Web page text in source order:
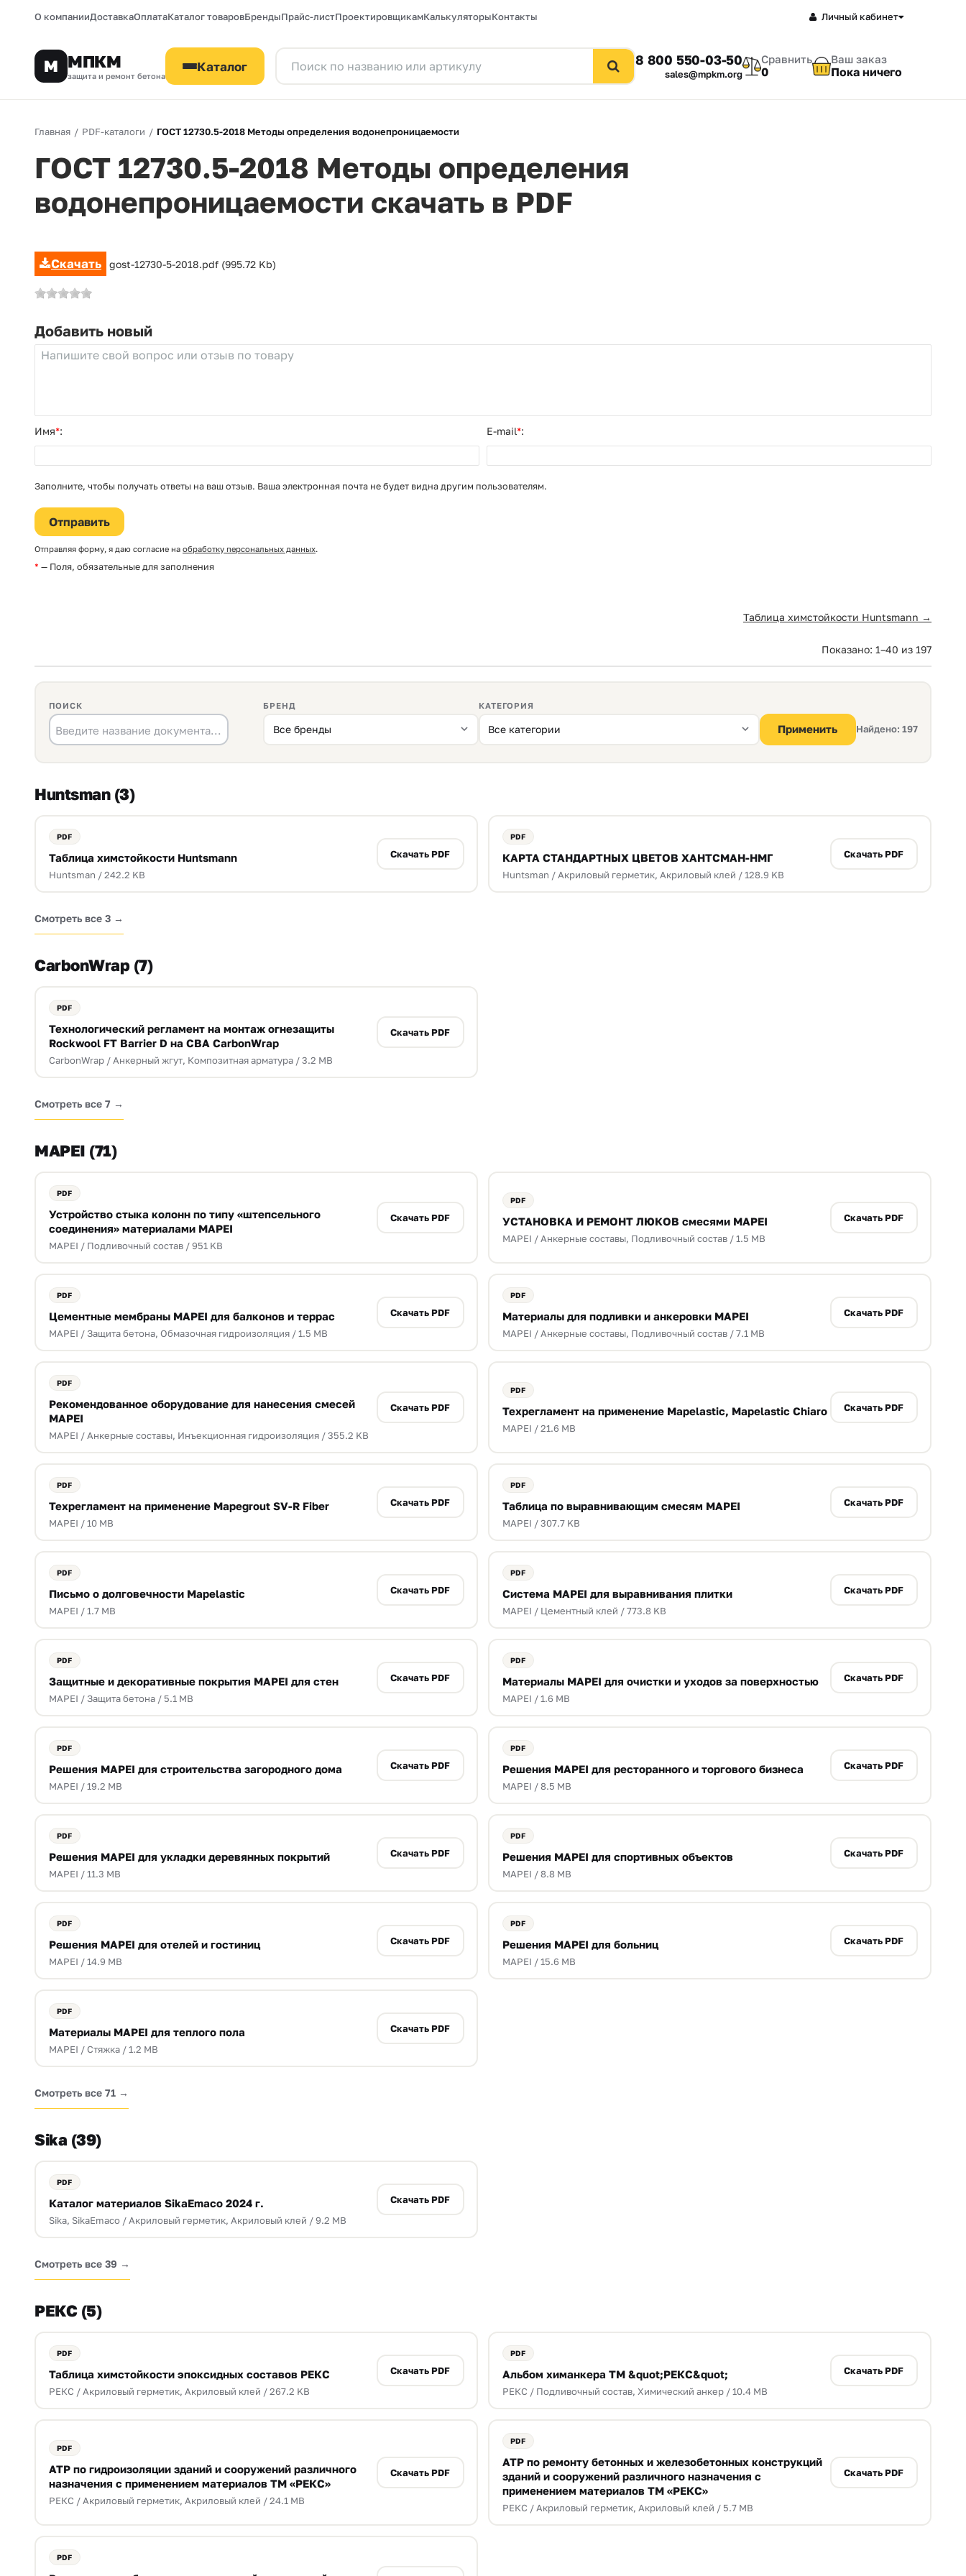
О компанииДоставкаОплатаКаталог товаровБрендыПрайс-листПроектировщикамКалькуляторыКонтакты Личный кабинет
М МПКМ
защита и ремонт бетона
Каталог 8 800 550-03-50
sales@mpkm.org
Сравнить
0
Ваш заказ
Пока ничего
Главная / PDF-каталоги / ГОСТ 12730.5-2018 Методы определения водонепроницаемости
ГОСТ 12730.5-2018 Методы определения
водонепроницаемости скачать в PDF
Скачать gost-12730-5-2018.pdf (995.72 Kb)
Не заполнять
Добавить новый
Имя*: E-mail*:
Заполните, чтобы получать ответы на ваш отзыв. Ваша электронная почта не будет видна другим пользователям.
Отправляя форму, я даю согласие на обработку персональных данных.
* — Поля, обязательные для заполнения
Таблица химстойкости Huntsmann →
Показано: 1–40 из 197
ПОИСК БРЕНД КАТЕГОРИЯ
Применить Найдено: 197
Huntsman (3)
Таблица химстойкости Huntsmann
Huntsman / 242.2 KB
Скачать PDF КАРТА СТАНДАРТНЫХ ЦВЕТОВ ХАНТСМАН-НМГ
Huntsman / Акриловый герметик, Акриловый клей / 128.9 KB
Скачать PDF
Смотреть все 3 →
CarbonWrap (7)
Технологический регламент на монтаж огнезащиты
Rockwool FT Barrier D на СВА CarbonWrap
CarbonWrap / Анкерный жгут, Композитная арматура / 3.2 MB
Скачать PDF
Смотреть все 7 →
MAPEI (71)
Устройство стыка колонн по типу «штепсельного
соединения» материалами MAPEI
MAPEI / Подливочный состав / 951 KB
Скачать PDF УСТАНОВКА И РЕМОНТ ЛЮКОВ смесями MAPEI
MAPEI / Анкерные составы, Подливочный состав / 1.5 MB
Скачать PDF
Цементные мембраны MAPEI для балконов и террас
MAPEI / Защита бетона, Обмазочная гидроизоляция / 1.5 MB
Скачать PDF Материалы для подливки и анкеровки MAPEI
MAPEI / Анкерные составы, Подливочный состав / 7.1 MB
Скачать PDF
Рекомендованное оборудование для нанесения смесей
MAPEI
MAPEI / Анкерные составы, Инъекционная гидроизоляция / 355.2 KB
Скачать PDF Техрегламент на применение Mapelastic, Mapelastic Chiaro
MAPEI / 21.6 MB
Скачать PDF
Техрегламент на применение Mapegrout SV-R Fiber
MAPEI / 10 MB
Скачать PDF Таблица по выравнивающим смесям MAPEI
MAPEI / 307.7 KB
Скачать PDF
Письмо о долговечности Mapelastic
MAPEI / 1.7 MB
Скачать PDF Система MAPEI для выравнивания плитки
MAPEI / Цементный клей / 773.8 KB
Скачать PDF
Защитные и декоративные покрытия MAPEI для стен
MAPEI / Защита бетона / 5.1 MB
Скачать PDF Материалы MAPEI для очистки и уходов за поверхностью
MAPEI / 1.6 MB
Скачать PDF
Решения MAPEI для строительства загородного дома
MAPEI / 19.2 MB
Скачать PDF Решения MAPEI для ресторанного и торгового бизнеса
MAPEI / 8.5 MB
Скачать PDF
Решения MAPEI для укладки деревянных покрытий
MAPEI / 11.3 MB
Скачать PDF Решения MAPEI для спортивных объектов
MAPEI / 8.8 MB
Скачать PDF
Решения MAPEI для отелей и гостиниц
MAPEI / 14.9 MB
Скачать PDF Решения MAPEI для больниц
MAPEI / 15.6 MB
Скачать PDF
Материалы MAPEI для теплого пола
MAPEI / Стяжка / 1.2 MB
Скачать PDF
Смотреть все 71 →
Sika (39)
Каталог материалов SikaEmaco 2024 г.
Sika, SikaEmaco / Акриловый герметик, Акриловый клей / 9.2 MB
Скачать PDF
Смотреть все 39 →
РЕКС (5)
Таблица химстойкости эпоксидных составов РЕКС
РЕКС / Акриловый герметик, Акриловый клей / 267.2 KB
Скачать PDF Альбом химанкера ТМ &quot;РЕКС&quot;
РЕКС / Подливочный состав, Химический анкер / 10.4 MB
Скачать PDF
АТР по гидроизоляции зданий и сооружений различного
назначения с применением материалов ТМ «РЕКС»
РЕКС / Акриловый герметик, Акриловый клей / 24.1 MB
Скачать PDF
АТР по ремонту бетонных и железобетонных конструкций
зданий и сооружений различного назначения с
применением материалов ТМ «РЕКС»
РЕКС / Акриловый герметик, Акриловый клей / 5.7 MB
Скачать PDF